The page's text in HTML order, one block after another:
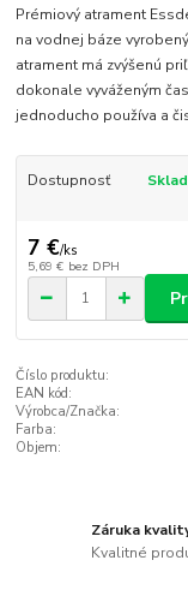
Prémiový atrament
na vodnej báze
atrament má zvýšenú
dokonale vyváženým
jednoducho používa a
Dostupnosť
7 €/ks
5,69 € bez DPH
Číslo produktu:
EAN kód:
Výrobca/Značka:
Farba:
Objem:
Záruka
Kvalitné